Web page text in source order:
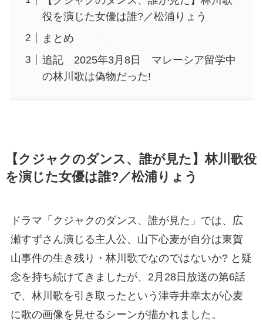
役を演じた女優は誰?／松浦りょう
まとめ
追記 2025年3月8日 マレーシア留学中
の林川歌は偽物だった!
【クジャクのダンス、誰が見た】林川歌役
を演じた女優は誰?／松浦りょう
ドラマ「クジャクのダンス、誰が見た」では、広
瀬すずさん演じる主人公、山下心麦が自分は東賀
山事件の生き残り・林川歌でなのではないか? と疑
念を持ち続けてきましたが、2月28日放送の第6話
で、林川歌を引き取ったという津寺井幸太が心麦
に歌の画像を見せるシーンが描かれました。